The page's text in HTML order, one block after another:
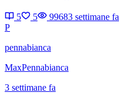
5 5 99683 settimane fa
P
pennabianca
MaxPennabianca
3 settimane fa